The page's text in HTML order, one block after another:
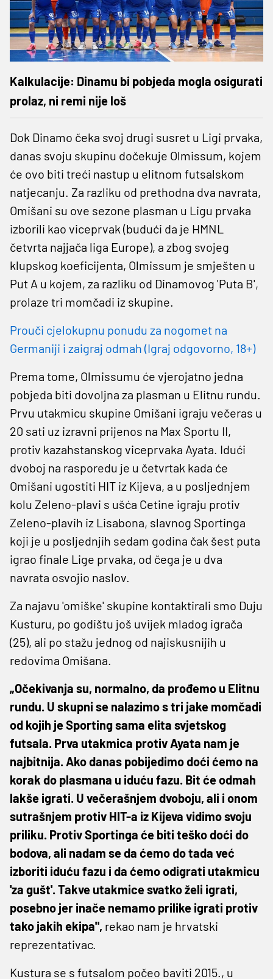
Kalkulacije: Dinamu bi pobjeda mogla osigurati
prolaz, ni remi nije loš
Dok Dinamo čeka svoj drugi susret u Ligi prvaka,
danas svoju skupinu dočekuje Olmissum, kojem
će ovo biti treći nastup u elitnom futsalskom
natjecanju. Za razliku od prethodna dva navrata,
Omišani su ove sezone plasman u Ligu prvaka
izborili kao viceprvak (budući da je HMNL
četvrta najjača liga Europe), a zbog svojeg
klupskog koeficijenta, Olmissum je smješten u
Put A u kojem, za razliku od Dinamovog 'Puta B',
prolaze tri momčadi iz skupine.
Prouči cjelokupnu ponudu za nogomet na
Germaniji i zaigraj odmah (Igraj odgovorno, 18+)
Prema tome, Olmissumu će vjerojatno jedna
pobjeda biti dovoljna za plasman u Elitnu rundu.
Prvu utakmicu skupine Omišani igraju večeras u
20 sati uz izravni prijenos na Max Sportu II,
protiv kazahstanskog viceprvaka Ayata. Idući
dvoboj na rasporedu je u četvrtak kada će
Omišani ugostiti HIT iz Kijeva, a u posljednjem
kolu Zeleno-plavi s ušća Cetine igraju protiv
Zeleno-plavih iz Lisabona, slavnog Sportinga
koji je u posljednjih sedam godina čak šest puta
igrao finale Lige prvaka, od čega je u dva
navrata osvojio naslov.
Za najavu 'omiške' skupine kontaktirali smo Duju
Kusturu, po godištu još uvijek mladog igrača
(25), ali po stažu jednog od najiskusnijih u
redovima Omišana.
„Očekivanja su, normalno, da prođemo u Elitnu
rundu. U skupni se nalazimo s tri jake momčadi
od kojih je Sporting sama elita svjetskog
futsala. Prva utakmica protiv Ayata nam je
najbitnija. Ako danas pobijedimo doći ćemo na
korak do plasmana u iduću fazu. Bit će odmah
lakše igrati. U večerašnjem dvoboju, ali i onom
sutrašnjem protiv HIT-a iz Kijeva vidimo svoju
priliku. Protiv Sportinga će biti teško doći do
bodova, ali nadam se da ćemo do tada već
izboriti iduću fazu i da ćemo odigrati utakmicu
'za gušt'. Takve utakmice svatko želi igrati,
posebno jer inače nemamo prilike igrati protiv
tako jakih ekipa", rekao nam je hrvatski
reprezentativac.
Kustura se s futsalom počeo baviti 2015., u